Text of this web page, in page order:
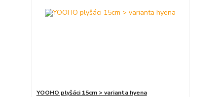
YOOHO plyšáci 15cm > varianta hyena